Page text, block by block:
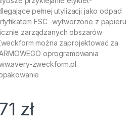
pełnej utylizacji jako odpad
FSC -wytworzone z papieru
zarządzanych obszarów
można zaprojektować za
oprogramowania
zweckform.pl
zł